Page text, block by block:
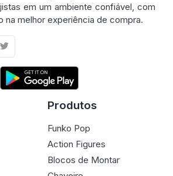
em um ambiente confiável, com
melhor experiência de compra.
Produtos
Funko Pop
Action Figures
Blocos de Montar